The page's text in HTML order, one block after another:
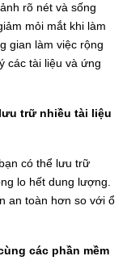
rõ nét và sống
mỏi mắt khi làm
gian làm việc rộng
các tài liệu và ứng
trữ nhiều tài liệu
có thể lưu trữ
lo hết dung lượng.
an toàn hơn so với ổ
các phần mềm